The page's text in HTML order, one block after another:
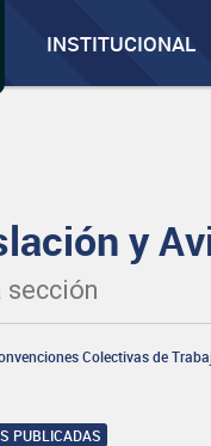
INSTITUCIONAL
y
sección
Colectivas de
PUBLICADAS